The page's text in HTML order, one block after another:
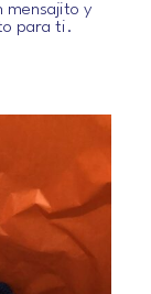
mensajito y
para ti.